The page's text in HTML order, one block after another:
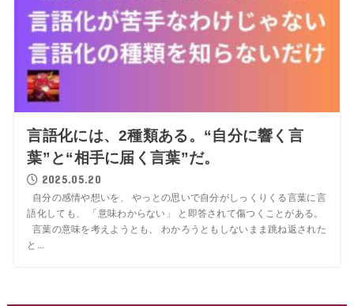
言語化には、2種類ある。“自分に響く言
葉”と“相手に届く言葉”だ。
2025.05.20
自分の感情や想いを、 やっとの思いで自分がしっくりくる言葉に言
語化しても、 「意味わからない」 と即答されて傷つくことがある。
言葉の意味を考えようとも、 わかろうともしないまま跳ね返された
と...